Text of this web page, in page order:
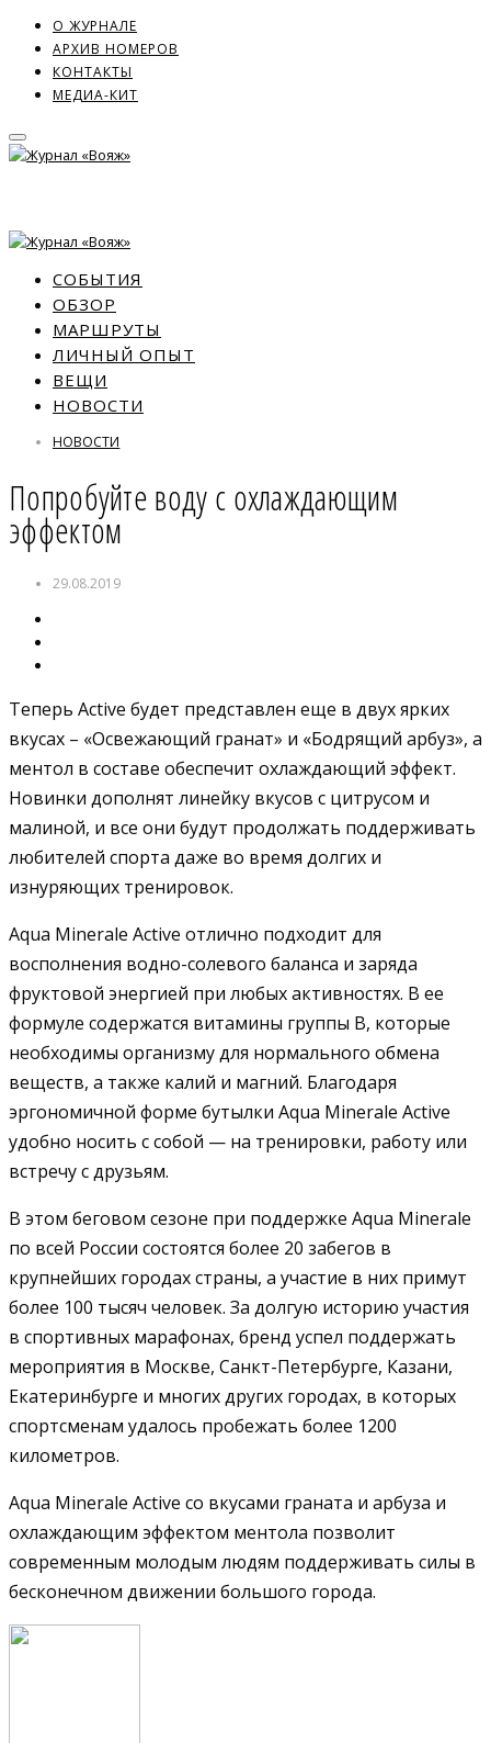
О ЖУРНАЛЕ
АРХИВ НОМЕРОВ
КОНТАКТЫ
МЕДИА-КИТ
СОБЫТИЯ
ОБЗОР
МАРШРУТЫ
ЛИЧНЫЙ ОПЫТ
ВЕЩИ
НОВОСТИ
НОВОСТИ
Попробуйте воду с охлаждающим
эффектом
29.08.2019
Теперь Active будет представлен еще в двух ярких
вкусах – «Освежающий гранат» и «Бодрящий арбуз», а
ментол в составе обеспечит охлаждающий эффект.
Новинки дополнят линейку вкусов с цитрусом и
малиной, и все они будут продолжать поддерживать
любителей спорта даже во время долгих и
изнуряющих тренировок.
Aqua Minerale Active отлично подходит для
восполнения водно-солевого баланса и заряда
фруктовой энергией при любых активностях. В ее
формуле содержатся витамины группы B, которые
необходимы организму для нормального обмена
веществ, а также калий и магний. Благодаря
эргономичной форме бутылки Aqua Minerale Active
удобно носить с собой — на тренировки, работу или
встречу с друзьям.
В этом беговом сезоне при поддержке Aqua Minerale
по всей России состоятся более 20 забегов в
крупнейших городах страны, а участие в них примут
более 100 тысяч человек. За долгую историю участия
в спортивных марафонах, бренд успел поддержать
мероприятия в Москве, Санкт-Петербурге, Казани,
Екатеринбурге и многих других городах, в которых
спортсменам удалось пробежать более 1200
километров.
Aqua Minerale Active со вкусами граната и арбуза и
охлаждающим эффектом ментола позволит
современным молодым людям поддерживать силы в
бесконечном движении большого города.